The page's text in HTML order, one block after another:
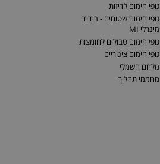
גופי חימום לדיזות
גופי חימום שטוחים - בידוד
מינרלי MI
גופי חימום טבולים לחומצות
גופי חימום צינוריים
מלחם חשמלי
מחממי תהליך